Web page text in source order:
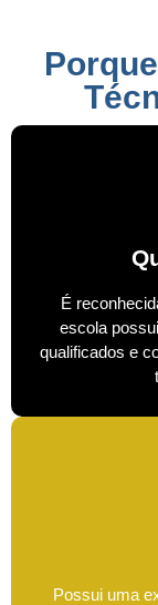
É
escola
qualificados e
Possui uma